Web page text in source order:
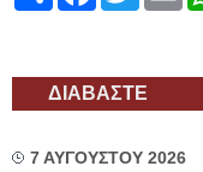
ΔΙΑΒΑΣΤΕ
7 ΑΥΓΟΥΣΤΟΥ 2026